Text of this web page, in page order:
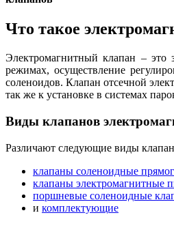
Что такое
Электромагнитный клапан – это
режимах, осуществление
соленоидов. Клапан отсечной
так же к установке в системах
Виды клапанов
Различают следующие виды
клапаны соленоидные
клапаны электромагнитные
поршневые соленоидные
и комплектующие